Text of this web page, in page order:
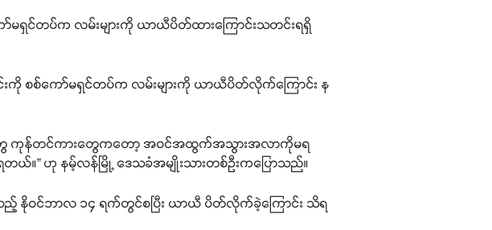
ာ်မရှင်တပ်က လမ်းများကို ယာယီပိတ်ထားကြောင်းသတင်းရရှိ
းကို စစ်ကော်မရှင်တပ်က လမ်းများကို ယာယီပိတ်လိုက်ကြောင်း န
တွေ ကုန်တင်ကားတွေကတော့ အဝင်အထွက်အသွားအလာကိုမရ
ယ်။” ဟု နမ့်လန်မြို့ ဒေသခံအမျိုးသားတစ်ဦးကပြောသည်။
ည့် နိုဝင်ဘာလ ၁၄ ရက်တွင်စပြီး ယာယီ ပိတ်လိုက်ခဲ့ကြောင်း သိရ